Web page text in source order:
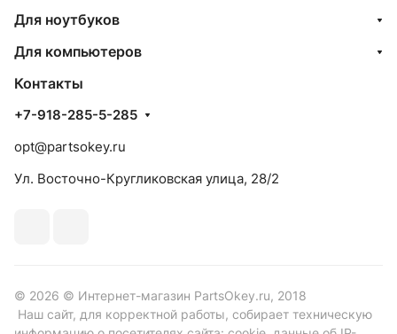
Для ноутбуков
Для компьютеров
Контакты
+7-918-285-5-285
opt@partsokey.ru
Ул. Восточно-Кругликовская улица, 28/2
© 2026 © Интернет-магазин PartsOkey.ru, 2018
Наш сайт, для корректной работы, собирает техническую